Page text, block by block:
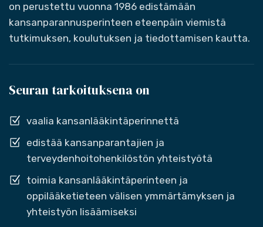
on perustettu vuonna 1986 edistämään
kansanparannusperinteen eteenpäin viemistä
tutkimuksen, koulutuksen ja tiedottamisen kautta.
Seuran tarkoituksena on
vaalia kansanlääkintäperinnettä
edistää kansanparantajien ja
terveydenhoitohenkilöstön yhteistyötä
toimia kansanlääkintäperinteen ja
oppilääketieteen välisen ymmärtämyksen ja
yhteistyön lisäämiseksi